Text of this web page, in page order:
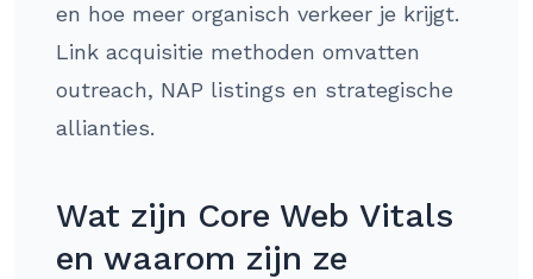
en hoe meer organisch verkeer je krijgt.
Link acquisitie methoden omvatten
outreach, NAP listings en strategische
allianties.
Wat zijn Core Web Vitals
en waarom zijn ze